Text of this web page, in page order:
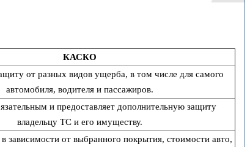
КАСКО
от разных видов ущерба, в том числе для самого
автомобиля, водителя и пассажиров.
и предоставляет дополнительную защиту
владельцу ТС и его имуществу.
зависимости от выбранного покрытия, стоимости авто,